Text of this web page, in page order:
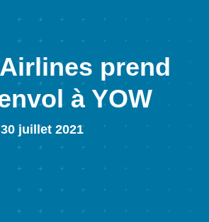
prend
à YOW
juillet 2021